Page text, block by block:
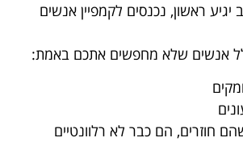
ראשון, נכנסים לקמפיין אנשים
אנשים שלא מחפשים אתכם באמת:
חוזרים, הם כבר לא רלוונטיים